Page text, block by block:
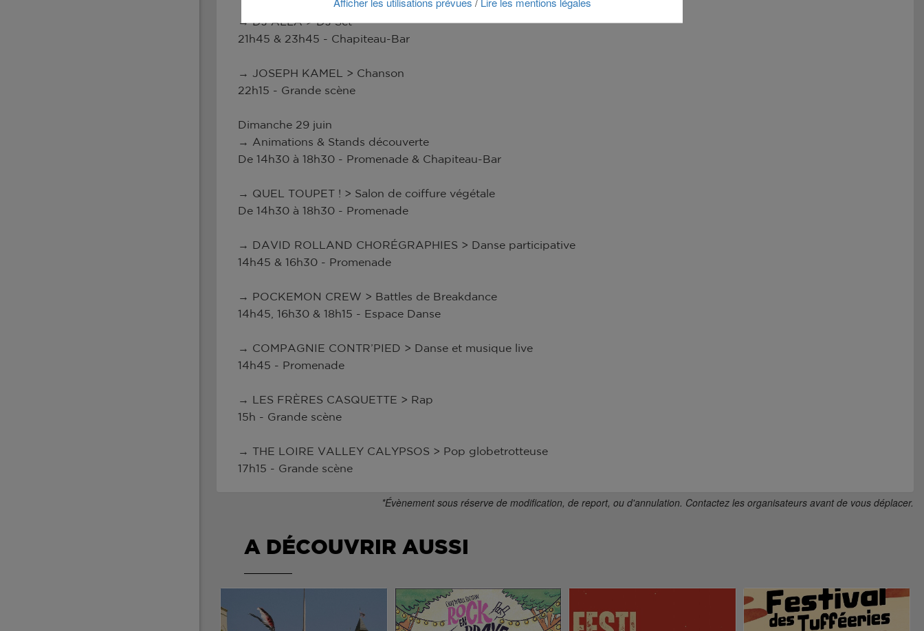
→ DJ ALLA > DJ Set
21h45 & 23h45 - Chapiteau-Bar
→ JOSEPH KAMEL > Chanson
22h15 - Grande scène
Dimanche 29 juin
→ Animations & Stands découverte
De 14h30 à 18h30 - Promenade & Chapiteau-Bar
→ QUEL TOUPET ! > Salon de coiffure végétale
De 14h30 à 18h30 - Promenade
→ DAVID ROLLAND CHORÉGRAPHIES > Danse participative
14h45 & 16h30 - Promenade
→ POCKEMON CREW > Battles de Breakdance
14h45, 16h30 & 18h15 - Espace Danse
→ COMPAGNIE CONTR’PIED > Danse et musique live
14h45 - Promenade
→ LES FRÈRES CASQUETTE > Rap
15h - Grande scène
→ THE LOIRE VALLEY CALYPSOS > Pop globetrotteuse
17h15 - Grande scène
*Évènement sous réserve de modification, de report, ou d'annulation. Contactez les organisateurs avant de vous déplacer.
A DÉCOUVRIR AUSSI